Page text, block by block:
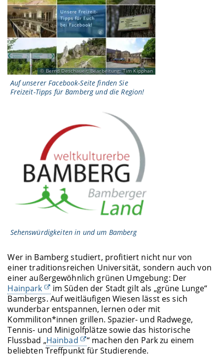
Bernd Deschauer; Bearbeitung: Tim Kipphan
Auf unserer Facebook-Seite finden Sie
Freizeit-Tipps für Bamberg und die Region!
Sehenswürdigkeiten in und um Bamberg
Wer in Bamberg studiert, profitiert nicht nur von
einer traditionsreichen Universität, sondern auch von
einer außergewöhnlich grünen Umgebung: Der
Hainpark
im Süden der Stadt gilt als „grüne Lunge“
Bambergs. Auf weitläufigen Wiesen lässt es sich
wunderbar entspannen, lernen oder mit
Kommiliton*innen grillen. Spazier- und Radwege,
Tennis- und Minigolfplätze sowie das historische
Flussbad „Hainbad
“ machen den Park zu einem
beliebten Treffpunkt für Studierende.